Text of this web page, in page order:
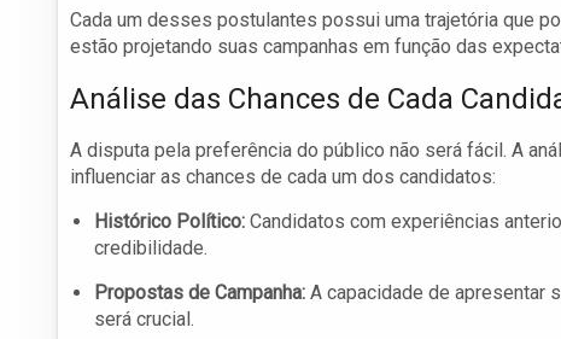
Cada um desses postulantes possui uma trajetória que
estão projetando suas campanhas em função das
Análise das Chances de Cada
A disputa pela preferência do público não será fácil. A
influenciar as chances de cada um dos candidatos:
Histórico Político: Candidatos com experiências
credibilidade.
Propostas de Campanha: A capacidade de apresentar
será crucial.